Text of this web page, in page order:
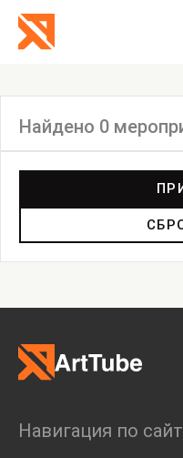
Найдено 0
Инсталляция
Мастерские
Дискуссия
Пост-релиз
Маркет
Навигация по